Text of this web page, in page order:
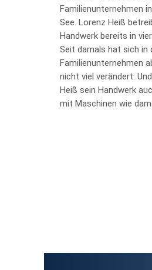
Familienunternehmen
See. Lorenz Heiß
Handwerk bereits in
Seit damals hat sich in
Familienunternehmen
nicht viel verändert.
Heiß sein Handwerk
mit Maschinen wie